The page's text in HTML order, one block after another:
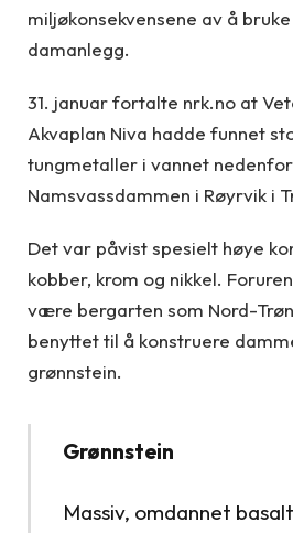
miljøkonsekvensene av å
damanlegg.
31. januar fortalte nrk.no at
Akvaplan Niva hadde funnet
tungmetaller i vannet
Namsvassdammen i Røyrvik i
Det var påvist spesielt høye
kobber, krom og nikkel.
være bergarten som Nord-
benyttet til å konstruere
grønnstein.
Grønnstein
Massiv, omdannet